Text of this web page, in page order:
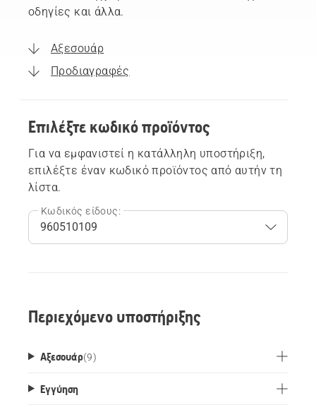
οδηγίες και άλλα.
Αξεσουάρ
Προδιαγραφές
Επιλέξτε κωδικό προϊόντος
Για να εμφανιστεί η κατάλληλη υποστήριξη,
επιλέξτε έναν κωδικό προϊόντος από αυτήν τη
λίστα.
Κωδικός είδους:
Περιεχόμενο υποστήριξης
Αξεσουάρ(9)
Εγγύηση